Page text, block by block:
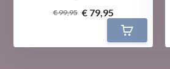
€ 99,95 € 79,95